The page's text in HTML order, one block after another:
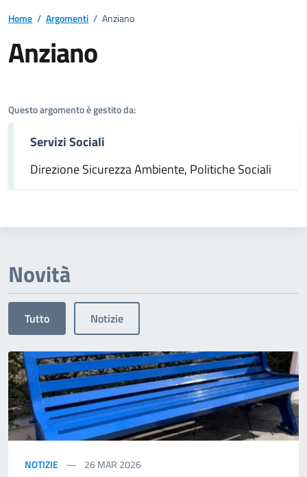
Home / Argomenti / Anziano
Anziano
Questo argomento è gestito da:
Servizi Sociali
Direzione Sicurezza Ambiente, Politiche Sociali
Novità
Tutto Notizie
NOTIZIE 26MAR 2026